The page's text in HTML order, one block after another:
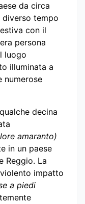
da circa
diverso tempo
con il
persona
luogo
illuminata a
numerose
decina
amaranto)
in un paese
Reggio. La
impatto
a piedi